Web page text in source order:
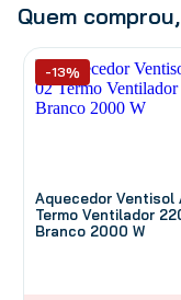
Quem
Aquecedor Ventisol
Termo Ventilador
Branco 2000 W
-13%